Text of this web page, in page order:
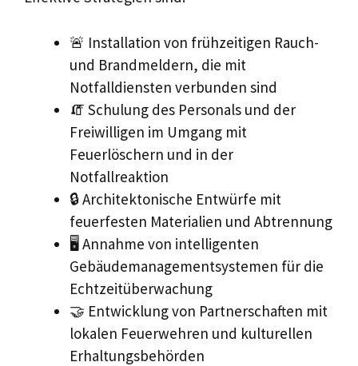
🚨 Installation von frühzeitigen Rauch-
und Brandmeldern, die mit
Notfalldiensten verbunden sind
🧯 Schulung des Personals und der
Freiwilligen im Umgang mit
Feuerlöschern und in der
Notfallreaktion
🔒 Architektonische Entwürfe mit
feuerfesten Materialien und Abtrennung
🖥️ Annahme von intelligenten
Gebäudemanagementsystemen für die
Echtzeitüberwachung
🤝 Entwicklung von Partnerschaften mit
lokalen Feuerwehren und kulturellen
Erhaltungsbehörden